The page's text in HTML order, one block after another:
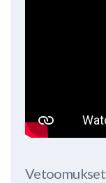
Vetoomukset